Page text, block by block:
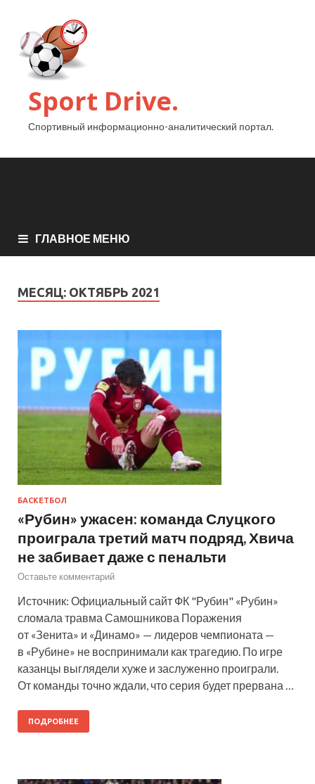
Sport Drive.
Спортивный информационно-аналитический портал.
ГЛАВНОЕ МЕНЮ
МЕСЯЦ: ОКТЯБРЬ 2021
БАСКЕТБОЛ
«Рубин» ужасен: команда Слуцкого
проиграла третий матч подряд, Хвича
не забивает даже с пенальти
Оставьте комментарий
Источник: Официальный сайт ФК "Рубин" «Рубин»
сломала травма Самошникова Поражения
от «Зенита» и «Динамо» — лидеров чемпионата —
в «Рубине» не воспринимали как трагедию. По игре
казанцы выглядели хуже и заслуженно проиграли.
От команды точно ждали, что серия будет прервана …
ПОДРОБНЕЕ